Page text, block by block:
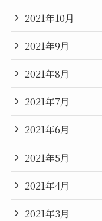
2021年10月
2021年9月
2021年8月
2021年7月
2021年6月
2021年5月
2021年4月
2021年3月